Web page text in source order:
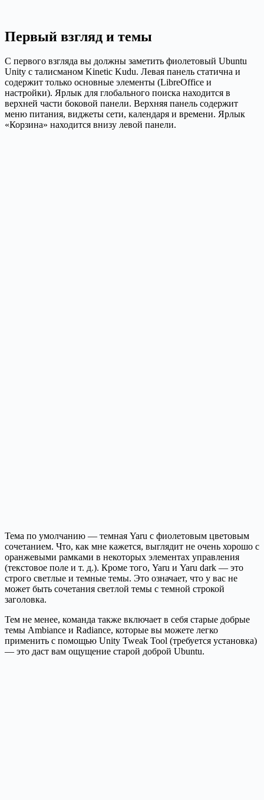
Первый взгляд и темы
С первого взгляда вы должны заметить фиолетовый Ubuntu
Unity с талисманом Kinetic Kudu. Левая панель статична и
содержит только основные элементы (LibreOffice и
настройки). Ярлык для глобального поиска находится в
верхней части боковой панели. Верхняя панель содержит
меню питания, виджеты сети, календаря и времени. Ярлык
«Корзина» находится внизу левой панели.
Тема по умолчанию — темная Yaru с фиолетовым цветовым
сочетанием. Что, как мне кажется, выглядит не очень хорошо с
оранжевыми рамками в некоторых элементах управления
(текстовое поле и т. д.). Кроме того, Yaru и Yaru dark — это
строго светлые и темные темы. Это означает, что у вас не
может быть сочетания светлой темы с темной строкой
заголовка.
Тем не менее, команда также включает в себя старые добрые
темы Ambiance и Radiance, которые вы можете легко
применить с помощью Unity Tweak Tool (требуется установка)
— это даст вам ощущение старой доброй Ubuntu.